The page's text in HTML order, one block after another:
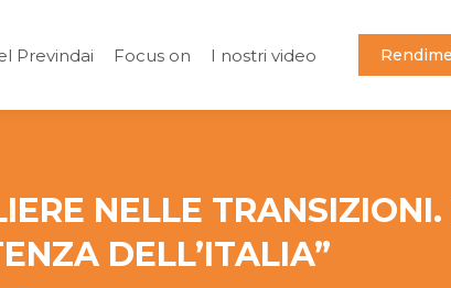
Previndai Focus on I nostri video
NELLE
DELL’ITALIA”